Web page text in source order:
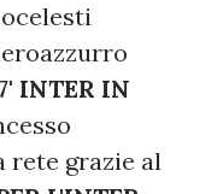
INTER IN
rete grazie al